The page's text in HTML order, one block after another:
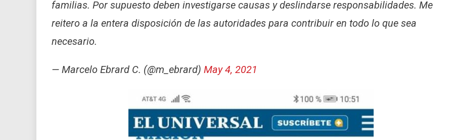
familias. Por supuesto deben investigarse causas y deslindarse responsabilidades. Me
reitero a la entera disposición de las autoridades para contribuir en todo lo que sea
necesario.
— Marcelo Ebrard C. (@m_ebrard) May 4, 2021